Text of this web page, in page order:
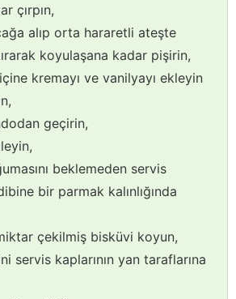
çırpın,
alıp orta hararetli ateşte
koyulaşana kadar pişirin,
kremayı ve vanilyayı ekleyin
geçirin,
beklemeden servis
bir parmak kalınlığında
çekilmiş bisküvi koyun,
servis kaplarının yan taraflarına